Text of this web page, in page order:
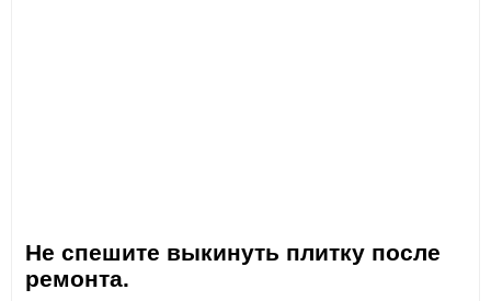
Не спешите выкинуть плитку после
ремонта.